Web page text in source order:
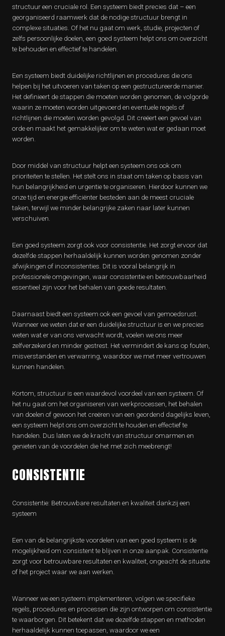
structuur een cruciale rol. Een systeem biedt precies dat – een
georganiseerd raamwerk dat de nodige structuur brengt in
complexe situaties. Of het nu gaat om werk, studie, projecten of
zelfs persoonlijke doelen, een goed systeem helpt ons om overzicht
te behouden en effectief te handelen.
Een systeem biedt duidelijke richtlijnen en procedures die ons
helpen bij het uitvoeren van taken op een gestructureerde manier.
Het definieert de stappen die moeten worden genomen, de volgorde
waarin ze moeten worden uitgevoerd en eventuele regels of
richtlijnen die moeten worden gevolgd. Dit creëert een gevoel van
orde en maakt het gemakkelijker om te weten wat er gedaan moet
worden.
Door middel van structuur helpt een systeem ons ook om
prioriteiten te stellen. Het stelt ons in staat om taken op basis van
hun belangrijkheid en urgentie te organiseren. Hierdoor kunnen we
onze tijd en energie efficiënter besteden aan de meest cruciale
taken, terwijl we minder belangrijke zaken naar later kunnen
verschuiven.
Een goed systeem zorgt ook voor consistentie. Het zorgt ervoor dat
dezelfde stappen herhaaldelijk kunnen worden genomen zonder
afwijkingen of inconsistenties. Dit is vooral belangrijk in
professionele omgevingen, waar consistentie en betrouwbaarheid
essentieel zijn voor het behalen van goede resultaten.
Daarnaast biedt een systeem ook een gevoel van gemoedsrust.
Wanneer we weten dat er een duidelijke structuur is en we precies
weten wat er van ons verwacht wordt, voelen we ons meer
zelfverzekerd en minder gestrest. Het vermindert de kans op fouten,
misverstanden en verwarring, waardoor we met meer vertrouwen
kunnen handelen.
Kortom, structuur is een waardevol voordeel van een systeem. Of
het nu gaat om het organiseren van werkprocessen, het behalen
van doelen of gewoon het creëren van een geordend dagelijks leven,
een systeem helpt ons om overzicht te houden en effectief te
handelen. Dus laten we de kracht van structuur omarmen en
genieten van de voordelen die het met zich meebrengt!
CONSISTENTIE
Consistentie: Betrouwbare resultaten en kwaliteit dankzij een
systeem
Een van de belangrijkste voordelen van een goed systeem is de
mogelijkheid om consistent te blijven in onze aanpak. Consistentie
zorgt voor betrouwbare resultaten en kwaliteit, ongeacht de situatie
of het project waar we aan werken.
Wanneer we een systeem implementeren, volgen we specifieke
regels, procedures en processen die zijn ontworpen om consistentie
te waarborgen. Dit betekent dat we dezelfde stappen en methoden
herhaaldelijk kunnen toepassen, waardoor we een